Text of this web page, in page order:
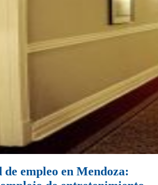
empleo en Mendoza: